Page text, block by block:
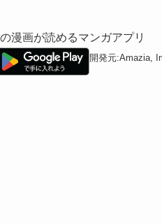
漫画が読めるマンガアプリ
開発元:Amazia,